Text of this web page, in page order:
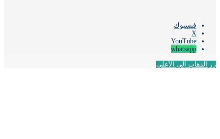
فيسبوك
‫YouTube
whatsapp
إلى الأعلى